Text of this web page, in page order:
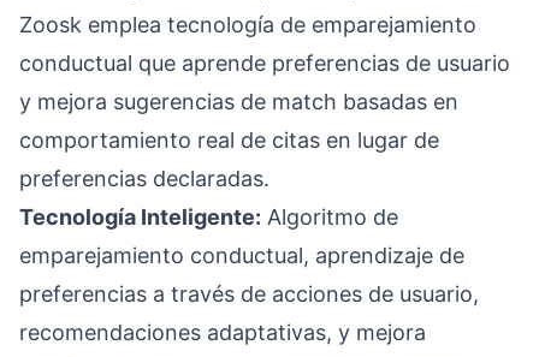
Zoosk emplea tecnología de emparejamiento
conductual que aprende preferencias de usuario
y mejora sugerencias de match basadas en
comportamiento real de citas en lugar de
preferencias declaradas.
Tecnología Inteligente: Algoritmo de
emparejamiento conductual, aprendizaje de
preferencias a través de acciones de usuario,
recomendaciones adaptativas, y mejora